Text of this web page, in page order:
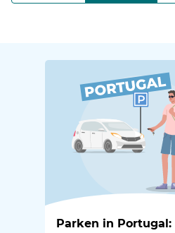
Parken in Portugal: